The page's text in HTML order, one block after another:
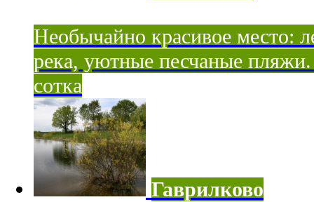
Необычайно красивое место:
река, уютные песчаные
сотка
Гаврилково